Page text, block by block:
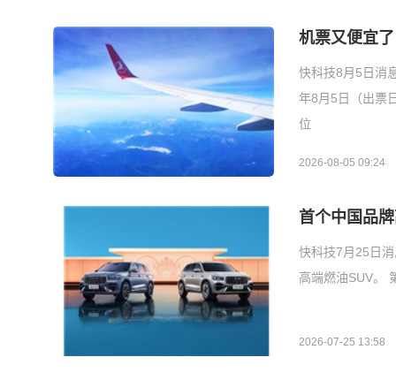
机票又便宜
快科技8月5日消
年8月5日（出票
位
2026-08-05 09:24
首个中国品
快科技7月25日
高端燃油SUV。
2026-07-25 13:58